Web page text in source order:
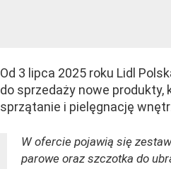
Od 3 lipca 2025 roku Lidl
do sprzedaży nowe produkty,
sprzątanie i pielęgnację
W ofercie pojawią się
parowe oraz szczotka do